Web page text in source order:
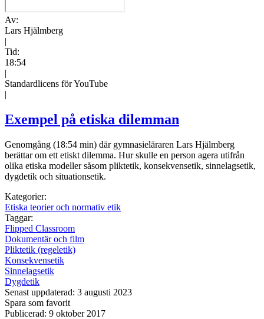
Av:
Lars Hjälmberg
|
Tid:
18:54
|
Standardlicens för YouTube
|
Exempel på etiska dilemman
Genomgång (18:54 min) där gymnasieläraren Lars Hjälmberg
berättar om ett etiskt dilemma. Hur skulle en person agera utifrån
olika etiska modeller såsom pliktetik, konsekvensetik, sinnelagsetik,
dygdetik och situationsetik.
Kategorier:
Etiska teorier och normativ etik
Taggar:
Flipped Classroom
Dokumentär och film
Pliktetik (regeletik)
Konsekvensetik
Sinnelagsetik
Dygdetik
Senast uppdaterad: 3 augusti 2023
Spara som favorit
Publicerad: 9 oktober 2017